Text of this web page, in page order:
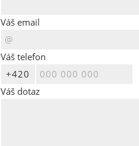
Váš email
Váš telefon
Váš dotaz